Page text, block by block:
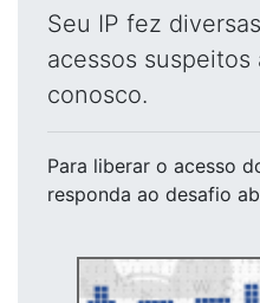
Seu IP fez
acessos
conosco.
Para liberar o acesso
responda ao desafio